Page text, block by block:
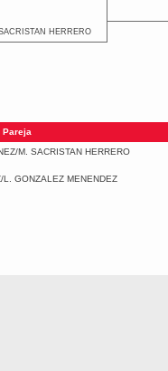
HERRERO
Pareja
M. SACRISTAN HERRERO
L. GONZALEZ MENENDEZ